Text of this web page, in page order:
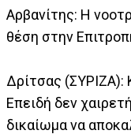
Αρβανίτης: Η
θέση στην
Δρίτσας (ΣΥΡΙΖΑ):
Επειδή δεν
δικαίωμα να